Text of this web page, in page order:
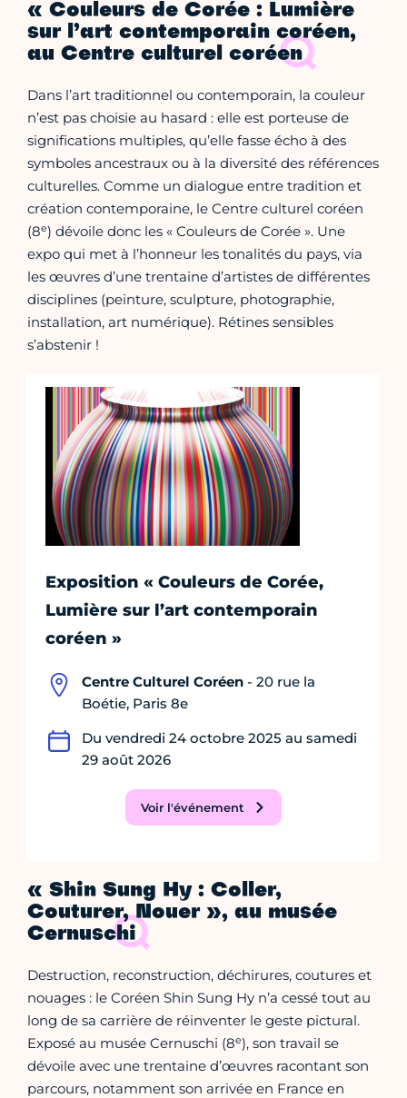
« Couleurs de Corée : Lumière
sur l’art contemporain coréen,
au Centre culturel coréen
Dans l’art traditionnel ou contemporain, la couleur
n’est pas choisie au hasard : elle est porteuse de
significations multiples, qu’elle fasse écho à des
symboles ancestraux ou à la diversité des références
culturelles. Comme un dialogue entre tradition et
création contemporaine, le Centre culturel coréen
(8e) dévoile donc les « Couleurs de Corée ». Une
expo qui met à l’honneur les tonalités du pays, via
les œuvres d’une trentaine d’artistes de différentes
disciplines (peinture, sculpture, photographie,
installation, art numérique). Rétines sensibles
s’abstenir !
Exposition « Couleurs de Corée,
Lumière sur l’art contemporain
coréen »
Centre Culturel Coréen - 20 rue la
Boétie, Paris 8e
Du vendredi 24 octobre 2025 au samedi
29 août 2026
Voir l'événement
« Shin Sung Hy : Coller,
Couturer, Nouer », au musée
Cernuschi
Destruction, reconstruction, déchirures, coutures et
nouages : le Coréen Shin Sung Hy n’a cessé tout au
long de sa carrière de réinventer le geste pictural.
Exposé au musée Cernuschi (8e), son travail se
dévoile avec une trentaine d’œuvres racontant son
parcours, notamment son arrivée en France en